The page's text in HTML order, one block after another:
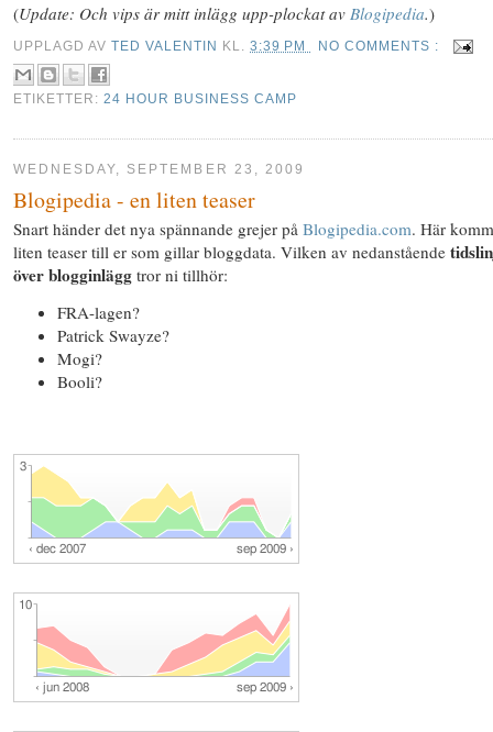
(Update: Och vips är mitt inlägg upp-plockat av Blogipedia.)
UPPLAGD AVTED VALENTIN KL.3:39 PM NO COMMENTS :
ETIKETTER:24 HOUR BUSINESS CAMP
WEDNESDAY, SEPTEMBER 23, 2009
Blogipedia - en liten teaser
Snart händer det nya spännande grejer på Blogipedia.com. Här
liten teaser till er som gillar bloggdata. Vilken av nedanstående
över blogginlägg tror ni tillhör:
FRA-lagen?
Patrick Swayze?
Mogi?
Booli?